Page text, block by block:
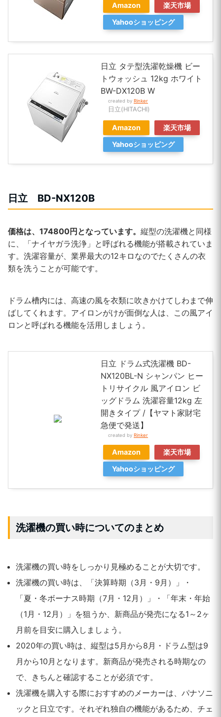
Amazon
楽天市場
Yahooショッピング
日立 タテ型洗濯乾燥機 ビー
トウォッシュ 12kg ホワイト
BW-DX120B W
created by Rinker
日立(HITACHI)
Amazon
楽天市場
Yahooショッピング
日立 BD-NX120B
価格は、174800円となっています。 縦型の洗濯機と同様
に、「ナイヤガラ洗浄」と呼ばれる機能が搭載されていま
す。洗濯容量が、業界最大の12キロなのでたくさんの衣
類を洗うことが可能です。
ドラム槽内には、高速の風を衣類に吹きかけてしわまで伸
ばしてくれます。アイロンがけが面倒な人は、この風アイ
ロンと呼ばれる機能を活用しましょう。
日立 ドラム式洗濯機 BD-
NX120BL-N シャンパン ヒー
トリサイクル 風アイロン ビ
ッグドラム 洗濯容量12kg 左
開きタイプ /【ヤマト家財宅
急便で発送】
created by Rinker
Amazon
楽天市場
Yahooショッピング
洗濯機の買い時についてのまとめ
洗濯機の買い時をしっかり見極めることが大切です。
洗濯機の買い時は、「決算時期（3月・9月）」・
「夏・冬ボーナス時期（7月・12月）」・「年末・年始
（1月・12月）」を狙うか、新商品が発売になる1～2ヶ
月前を目安に購入しましょう。
2020年の買い時は、縦型は5月から8月・ドラム型は9
月から10月となります。新商品が発売される時期なの
で、きちんと確認することが必須です。
洗濯機を購入する際におすすめのメーカーは、パナソニ
ックと日立です。それぞれ独自の機能があるため、チェ